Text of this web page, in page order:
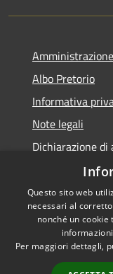
Albo Pretorio
Informativa
Note legali
Dichiarazione di
Accessibilità
Privacy
Questo sito web
necessari al
nonché un
Per maggiori dettagli,